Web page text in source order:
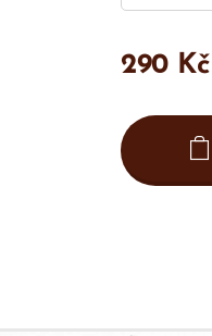
290 Kč